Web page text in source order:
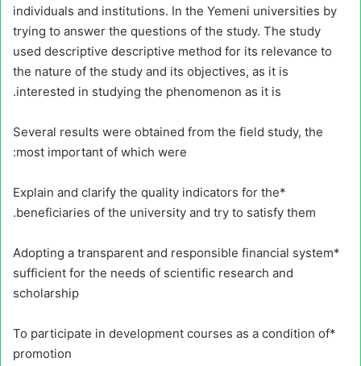
individuals and institutions. In the Yemeni universities by
trying to answer the questions of the study. The study
used descriptive descriptive method for its relevance to
the nature of the study and its objectives, as it is
interested in studying the phenomenon as it is.
Several results were obtained from the field study, the
most important of which were:
*Explain and clarify the quality indicators for the
beneficiaries of the university and try to satisfy them.
*Adopting a transparent and responsible financial system
sufficient for the needs of scientific research and
scholarship
*To participate in development courses as a condition of
promotion